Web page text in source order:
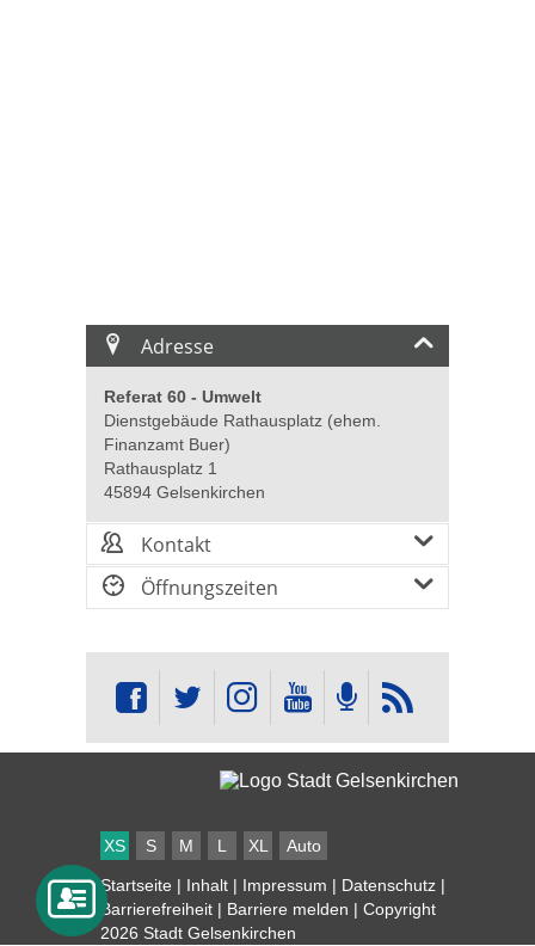
Adresse
Referat 60 - Umwelt
Dienstgebäude Rathausplatz (ehem.
Finanzamt Buer)
Rathausplatz 1
45894 Gelsenkirchen
Kontakt
Öffnungszeiten
XS S M L XL Auto
Startseite | Inhalt | Impressum | Datenschutz |
Barrierefreiheit | Barriere melden | Copyright
2026 Stadt Gelsenkirchen